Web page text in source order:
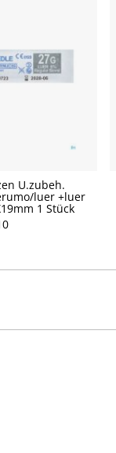
U.zubeh.
luer +luer
1 Stück
P
r